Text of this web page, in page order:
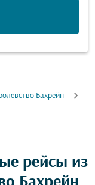
Бахрейн
рейсы из